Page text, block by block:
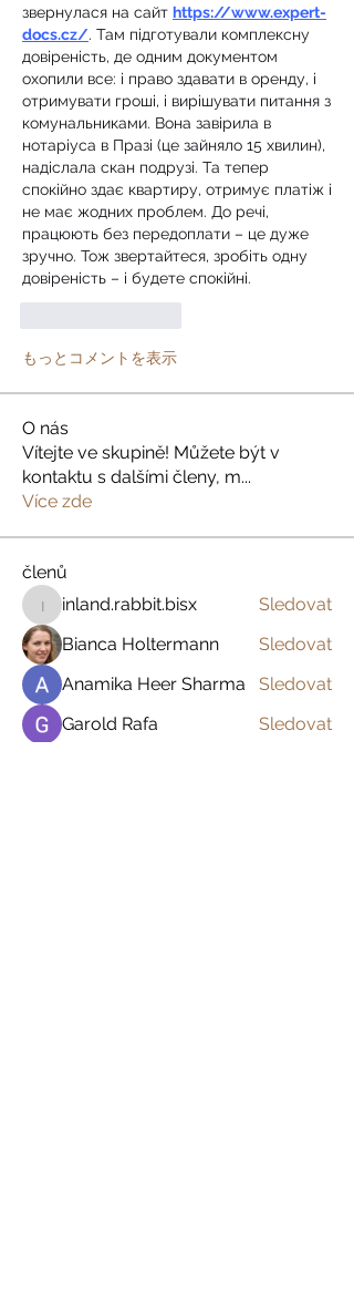
звернулася на сайт https://www.expert-
docs.cz/. Там підготували комплексну
довіреність, де одним документом
охопили все: і право здавати в оренду, і
отримувати гроші, і вирішувати питання з
комунальниками. Вона завірила в
нотаріуса в Празі (це зайняло 15 хвилин),
надіслала скан подрузі. Та тепер
спокійно здає квартиру, отримує платіж і
не має жодних проблем. До речі,
працюють без передоплати – це дуже
зручно. Тож звертайтеся, зробіть одну
довіреність – і будете спокійні.
もっとコメントを表示
O nás
Vítejte ve skupině! Můžete být v
kontaktu s dalšími členy, m...
Více zde
členů
inland.rabbit.bisx
inland.rabbit.bisx
Sledovat
Bianca Holtermann
Sledovat
Anamika Heer Sharma
Sledovat
Garold Rafa
Sledovat